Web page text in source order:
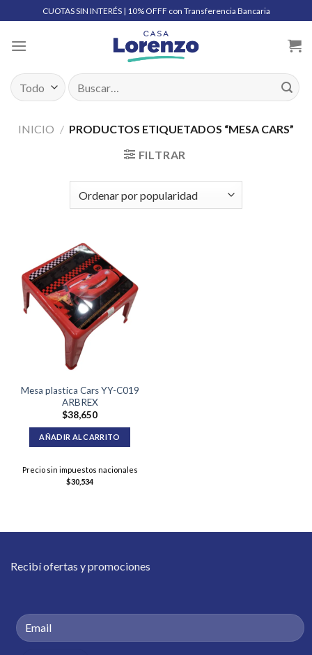
to
content
CUOTAS SIN INTERÉS | 10% OFFF con Transferencia Bancaria
Buscar
por:
INICIO / PRODUCTOS ETIQUETADOS “MESA CARS”
FILTRAR
Mesa plastica Cars YY-C019
ARBREX
$38,650
AÑADIR AL CARRITO
Precio sin impuestos nacionales
$30,534
Recibí ofertas y promociones